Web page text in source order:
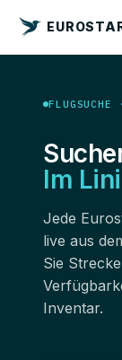
FLUGSUCHE
Im
Jede
live aus
Sie
Inventar.